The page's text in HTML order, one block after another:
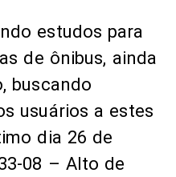
estudos para
de ônibus, ainda
buscando
usuários a estes
dia 26 de
08 – Alto de